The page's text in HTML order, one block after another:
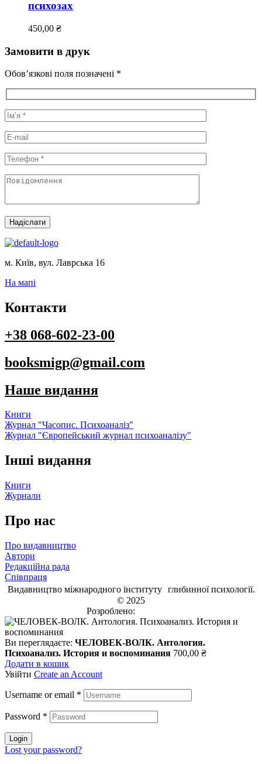
психозах
450,00 ₴
Замовити в друк
Обов’язкові поля позначені *
Надіслати
м. Київ, вул. Лаврська 16
На мапі
Контакти
+38 068-602-23-00
booksmigp@gmail.com
Наше видання
Книги
Журнал "Часопис. Психоаналіз"
Журнал "Європейський журнал психоаналізу"
Інші видання
Книги
Журнали
Про нас
Про видавництво
Автори
Редакційна рада
Співпраця
Видавництво міжнародного інституту глибинної психології.
© 2025
Розроблено:
Ви переглядаєте: ЧЕЛОВЕК-ВОЛК. Антология.
Психоанализ. История и воспоминания 700,00 ₴
Додати в кошик
Увійти Create an Account
Username or email *
Password *
Login
Lost your password?